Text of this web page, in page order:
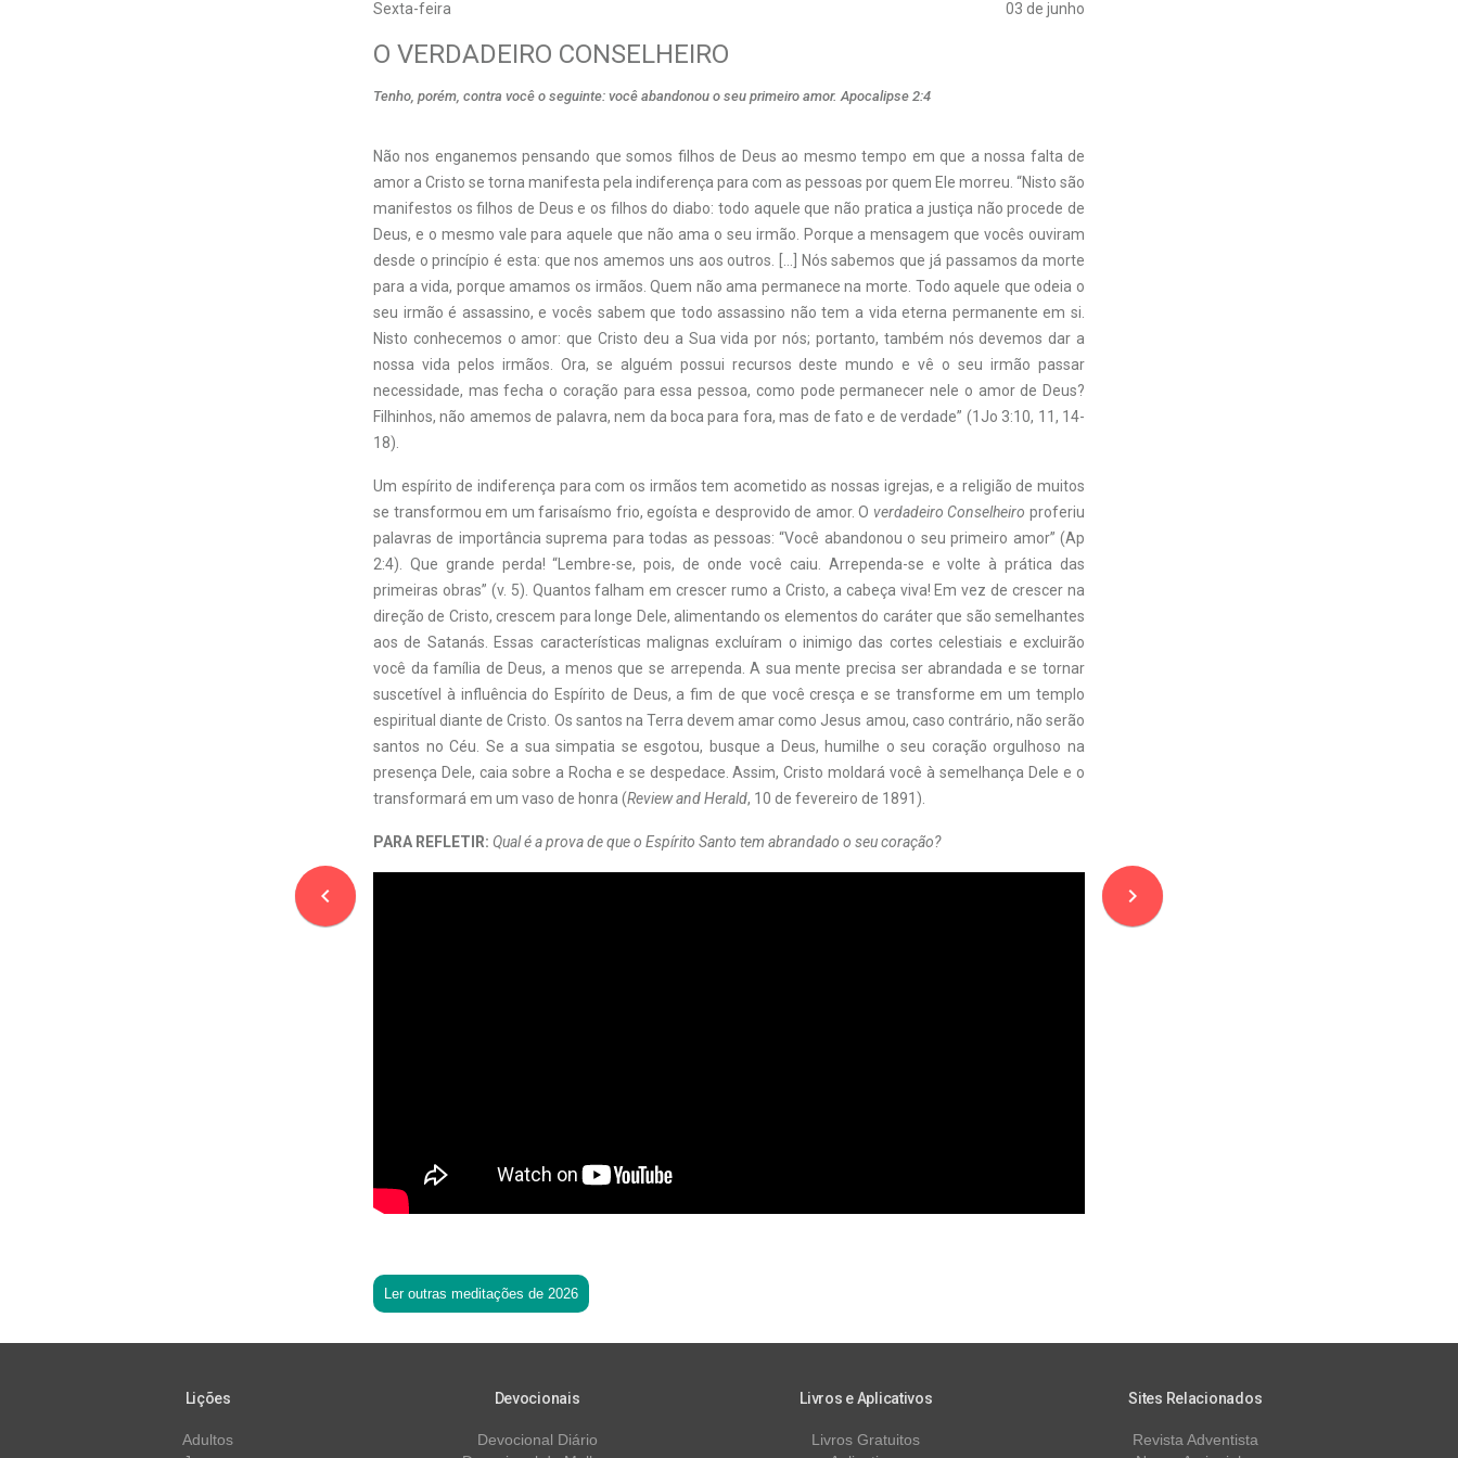
Sexta-feira 03 de junho
navigate_before
O VERDADEIRO CONSELHEIRO
Tenho, porém, contra você o seguinte: você abandonou o seu primeiro amor. Apocalipse 2:4
Não nos enganemos pensando que somos filhos de Deus ao mesmo tempo em que a nossa falta de
amor a Cristo se torna manifesta pela indiferença para com as pessoas por quem Ele morreu. “Nisto são
manifestos os filhos de Deus e os filhos do diabo: todo aquele que não pratica a justiça não procede de
Deus, e o mesmo vale para aquele que não ama o seu irmão. Porque a mensagem que vocês ouviram
desde o princípio é esta: que nos amemos uns aos outros. […] Nós sabemos que já passamos da morte
para a vida, porque amamos os irmãos. Quem não ama permanece na morte. Todo aquele que odeia o
seu irmão é assassino, e vocês sabem que todo assassino não tem a vida eterna permanente em si.
Nisto conhecemos o amor: que Cristo deu a Sua vida por nós; portanto, também nós devemos dar a
nossa vida pelos irmãos. Ora, se alguém possui recursos deste mundo e vê o seu irmão passar
necessidade, mas fecha o coração para essa pessoa, como pode permanecer nele o amor de Deus?
Filhinhos, não amemos de palavra, nem da boca para fora, mas de fato e de verdade” (1Jo 3:10, 11, 14-
18).
Um espírito de indiferença para com os irmãos tem acometido as nossas igrejas, e a religião de muitos
se transformou em um farisaísmo frio, egoísta e desprovido de amor. O verdadeiro Conselheiroproferiu
palavras de importância suprema para todas as pessoas: “Você abandonou o seu primeiro amor” (Ap
2:4). Que grande perda! “Lembre-se, pois, de onde você caiu. Arrependa-se e volte à prática das
primeiras obras” (v. 5). Quantos falham em crescer rumo a Cristo, a cabeça viva! Em vez de crescer na
direção de Cristo, crescem para longe Dele, alimentando os elementos do caráter que são semelhantes
aos de Satanás. Essas características malignas excluíram o inimigo das cortes celestiais e excluirão
você da família de Deus, a menos que se arrependa. A sua mente precisa ser abrandada e se tornar
suscetível à influência do Espírito de Deus, a fim de que você cresça e se transforme em um templo
espiritual diante de Cristo. Os santos na Terra devem amar como Jesus amou, caso contrário, não serão
santos no Céu. Se a sua simpatia se esgotou, busque a Deus, humilhe o seu coração orgulhoso na
presença Dele, caia sobre a Rocha e se despedace. Assim, Cristo moldará você à semelhança Dele e o
transformará em um vaso de honra (Review and Herald, 10 de fevereiro de 1891).
PARA REFLETIR: Qual é a prova de que o Espírito Santo tem abrandado o seu coração?
Ler outras meditações de 2026
navigate_next
Lições
Adultos
Devocionais
Devocional Diário
Livros e Aplicativos
Livros Gratuitos
Sites Relacionados
Revista Adventista